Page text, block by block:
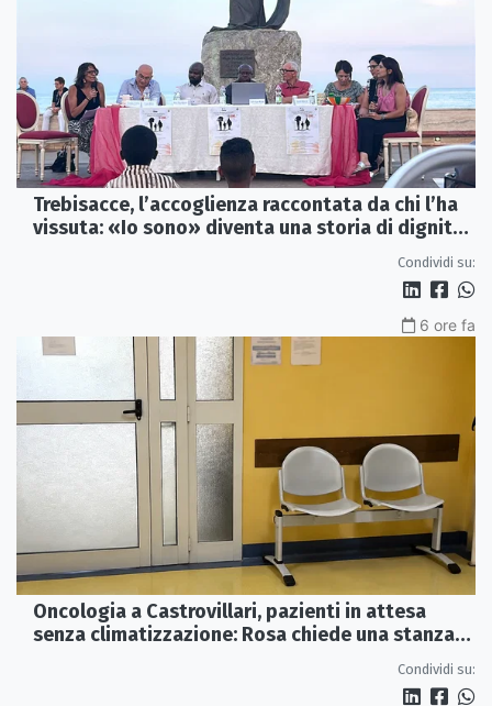
Trebisacce, l’accoglienza raccontata da chi l’ha
vissuta: «Io sono» diventa una storia di dignità
Condividi su:
6 ore fa
Oncologia a Castrovillari, pazienti in attesa
senza climatizzazione: Rosa chiede una stanza
Condividi su: